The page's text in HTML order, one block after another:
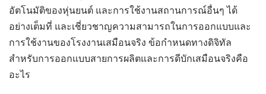
อัตโนมัติของหุ่นยนต์ และการใช้งานสถานการณ์อื่นๆ ได้
อย่างเต็มที่ และเชี่ยวชาญความสามารถในการออกแบบและ
การใช้งานของโรงงานเสมือนจริง ข้อกำหนดทางดิจิทัล
สำหรับการออกแบบสายการผลิตและการดีบักเสมือนจริงคือ
อะไร